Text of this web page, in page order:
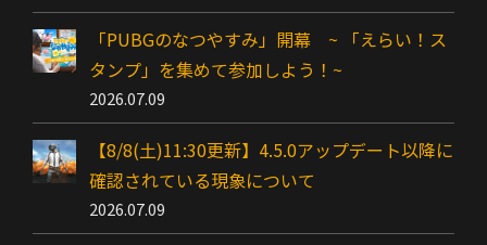
「PUBGのなつやすみ」開幕 ~ 「えらい！ス
タンプ」を集めて参加しよう！~
2026.07.09
【8/8(土)11:30更新】4.5.0アップデート以降に
確認されている現象について
2026.07.09